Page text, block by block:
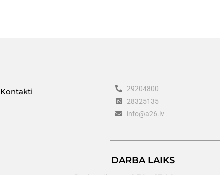
Kontakti
29204800
28325135
info@a26.lv
DARBA LAIKS